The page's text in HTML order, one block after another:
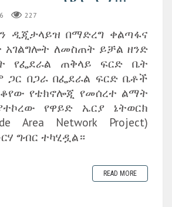
227
ዲጂታላይዝ በማድረግ ቀልጣፋና
አገልግሎት ለመስጠት ይቻል ዘንድ
የፌደራል ጠቅላይ ፍርድ ቤት
ጋር በጋራ በፌደራል ፍርድ ቤቶች
የቴክኖሎጂ የመሰረተ ልማት
የዋይድ ኤርያ ኔትወርክ
Area Network Project)
ግብር ተካሂዷል።
READ MORE